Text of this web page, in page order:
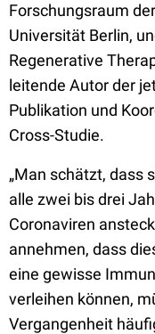
Forschungsraum
Universität Berlin,
Regenerative
leitende Autor der
Publikation und
Cross-Studie.
„Man schätzt, dass
alle zwei bis drei
Coronaviren
annehmen, dass
eine gewisse
verleihen können,
Vergangenheit